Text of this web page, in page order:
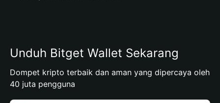
Unduh Bitget Wallet Sekarang
Dompet kripto terbaik dan aman yang dipercaya oleh
40 juta pengguna